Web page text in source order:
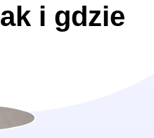
i gdzie